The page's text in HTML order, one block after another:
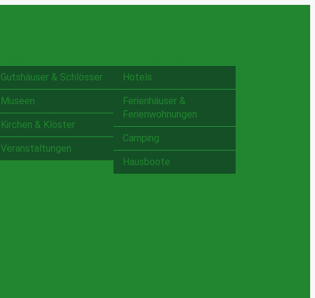
Gutshäuser & Schlösser
Museen
Kirchen & Klöster
Veranstaltungen
Hotels
Ferienhäuser &
Ferienwohnungen
Camping
Hausboote